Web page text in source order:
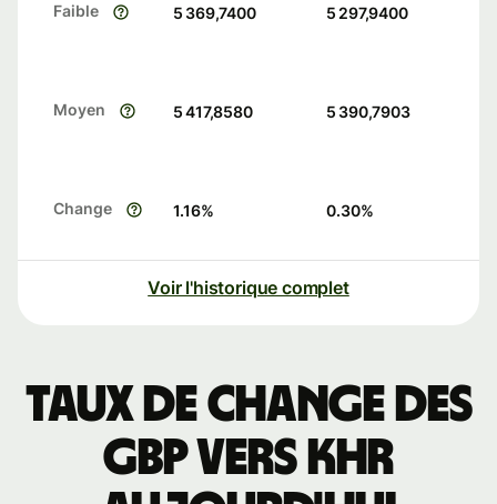
Faible 5 369,7400 5 297,9400
Moyen 5 417,8580 5 390,7903
Change 1.16% 0.30%
Voir l'historique complet
Taux de change des
GBP vers KHR